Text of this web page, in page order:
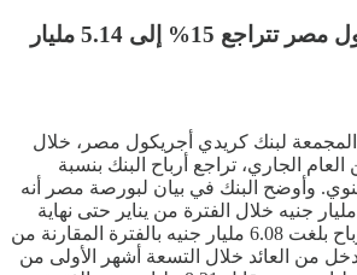
أرباح كريدي أجريكول مصر تتراجع 15% إلى 5.14 مليار
المجمعة لبنك كريدي أجريكول مصر، خلال
الجاري، تراجع أرباح البنك بنسبة
وأوضح البنك في بيان لبورصة مصر أنه
حقق أرباحا بلغت 5.14 مليار جنيه خلال الفترة من يناير حتى نهاية
سبتمبر 2025، مقابل أرباح بلغت 6.08 مليار جنيه بالفترة المقارنة من
من العائد خلال التسعة أشهر الأولى من